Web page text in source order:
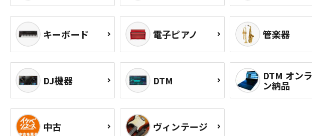
キーボード 電子ピアノ 管楽器
DJ機器 DTM DTM オン
ン納品
中古 ヴィンテージ